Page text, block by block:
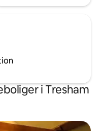
i Tresham